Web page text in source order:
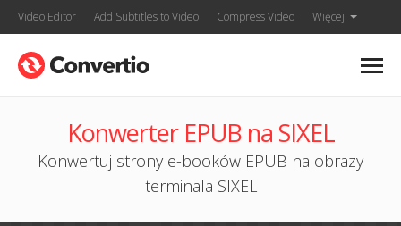
Video Editor Add Subtitles to Video Compress Video Więcej
Konwerter EPUB na SIXEL
Konwertuj strony e-booków EPUB na obrazy
terminala SIXEL